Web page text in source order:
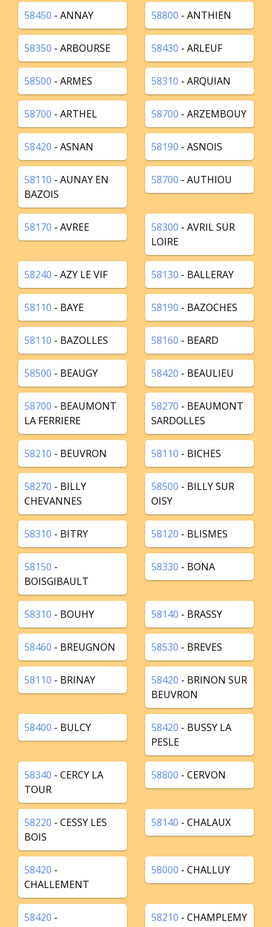
58450 - ANNAY 58800 - ANTHIEN
58350 - ARBOURSE 58430 - ARLEUF
58500 - ARMES 58310 - ARQUIAN
58700 - ARTHEL 58700 - ARZEMBOUY
58420 - ASNAN 58190 - ASNOIS
58110 - AUNAY EN
BAZOIS
58700 - AUTHIOU
58170 - AVREE 58300 - AVRIL SUR
LOIRE
58240 - AZY LE VIF 58130 - BALLERAY
58110 - BAYE 58190 - BAZOCHES
58110 - BAZOLLES 58160 - BEARD
58500 - BEAUGY 58420 - BEAULIEU
58700 - BEAUMONT
LA FERRIERE
58270 - BEAUMONT
SARDOLLES
58210 - BEUVRON 58110 - BICHES
58270 - BILLY
CHEVANNES
58500 - BILLY SUR
OISY
58310 - BITRY 58120 - BLISMES
58150 -
BOISGIBAULT
58330 - BONA
58310 - BOUHY 58140 - BRASSY
58460 - BREUGNON 58530 - BREVES
58110 - BRINAY 58420 - BRINON SUR
BEUVRON
58400 - BULCY 58420 - BUSSY LA
PESLE
58340 - CERCY LA
TOUR
58800 - CERVON
58220 - CESSY LES
BOIS
58140 - CHALAUX
58420 -
CHALLEMENT
58000 - CHALLUY
58420 -
58210 - CHAMPLEMY